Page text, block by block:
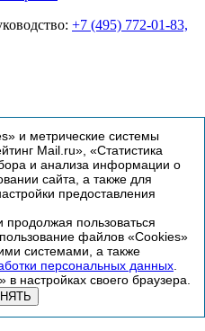
+7 (495) 772-01-83,
данных
и метрические системы
Mail.ru», «Статистика
и анализа информации о
сайта, а также для
предоставления
пользоваться
файлов «Cookies»
системами, а также
персональных данных
настройках своего браузера.